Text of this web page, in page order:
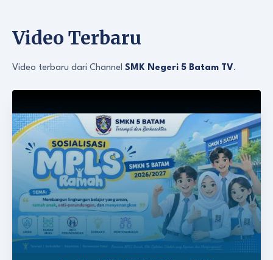
Video Terbaru
Video terbaru dari Channel SMK Negeri 5 Batam TV.